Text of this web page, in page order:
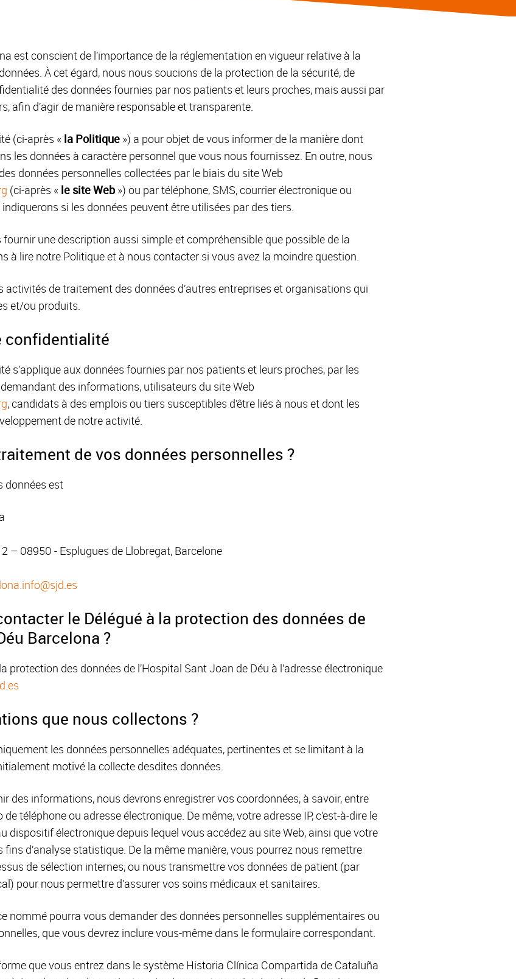
est conscient de l’importance de la réglementation en vigueur relative à la
À cet égard, nous nous soucions de la protection de la sécurité, de
des données fournies par nos patients et leurs proches, mais aussi par
afin d’agir de manière responsable et transparente.
(ci-après « la Politique ») a pour objet de vous informer de la manière dont
les données à caractère personnel que vous nous fournissez. En outre, nous
données personnelles collectées par le biais du site Web
(ci-après « le site Web») ou par téléphone, SMS, courrier électronique ou
si les données peuvent être utilisées par des tiers.
une description aussi simple et compréhensible que possible de la
à lire notre Politique et à nous contacter si vous avez la moindre question.
activités de traitement des données d’autres entreprises et organisations qui
et/ou produits.
confidentialité
s’applique aux données fournies par nos patients et leurs proches, par les
des informations, utilisateurs du site Web
, candidats à des emplois ou tiers susceptibles d’être liés à nous et dont les
de notre activité.
de vos données personnelles ?
données est
– 08950 - Esplugues de Llobregat, Barcelone
le Délégué à la protection des données de
Barcelona ?
protection des données de l’Hospital Sant Joan de Déu à l’adresse électronique
que nous collectons ?
les données personnelles adéquates, pertinentes et se limitant à la
motivé la collecte desdites données.
des informations, nous devrons enregistrer vos coordonnées, à savoir, entre
téléphone ou adresse électronique. De même, votre adresse IP, c’est-à-dire le
électronique depuis lequel vous accédez au site Web, ainsi que votre
d’analyse statistique. De la même manière, vous pourrez nous remettre
de sélection internes, ou nous transmettre vos données de patient (par
pour nous permettre d’assurer vos soins médicaux et sanitaires.
nommé pourra vous demander des données personnelles supplémentaires ou
que vous devrez inclure vous-même dans le formulaire correspondant.
que vous entrez dans le système Historia Clínica Compartida de Cataluña